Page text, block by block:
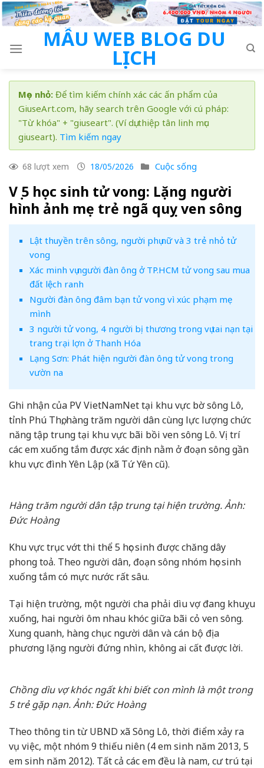
Skip
to
MẪU WEB BLOG DU
LỊCH
Mẹo nhỏ: Để tìm kiếm chính xác các ấn phẩm của
GiuseArt.com, hãy search trên Google với cú pháp:
"Từ khóa" + "giuseart". (Ví dụ: thiệp tân linh mục
giuseart). Tìm kiếm ngay
68 lượt xem 18/05/2026 Cuộc sống
Vụ 5 học sinh tử vong: Lặng người
hình ảnh mẹ trẻ ngã quỵ ven sông
Lật thuyền trên sông, người phụ nữ và 3 trẻ nhỏ tử
vong
Xác minh vụ người đàn ông ở TP.HCM tử vong sau mua
đất lệch ranh
Người đàn ông đâm bạn tử vong vì xúc phạm mẹ
mình
3 người tử vong, 4 người bị thương trong vụ tai nạn tại
trang trại lợn ở Thanh Hóa
Lạng Sơn: Phát hiện người đàn ông tử vong trong
vườn na
Ghi nhận của PV VietNamNet tại khu vực bờ sông Lô,
tỉnh Phú Thọ, hàng trăm người dân cùng lực lượng chức
năng tập trung tại khu vực bãi bồi ven sông Lô. Vị trí
các em xuống tắm được xác định nằm ở đoạn sông gần
khu vực đình Yên Lập (xã Tứ Yên cũ).
Hàng trăm người dân tập trung tại hiện trường. Ảnh:
Đức Hoàng
Khu vực trục vớt thi thể 5 học sinh được chăng dây
phong toả. Theo người dân, đoạn sông nhóm học sinh
xuống tắm có mực nước rất sâu.
Tại hiện trường, một người cha phải dìu vợ đang khuỵu
xuống, hai người ôm nhau khóc giữa bãi cỏ ven sông.
Xung quanh, hàng chục người dân và cán bộ địa
phương lặng người đứng nhìn, không ai cất được lời.
Chồng dìu vợ khóc ngất khi biết con mình là một trong
5 trẻ gặp nạn. Ảnh: Đức Hoàng
Theo thông tin từ UBND xã Sông Lô, thời điểm xảy ra
vụ việc, một nhóm 9 thiếu niên (4 em sinh năm 2013, 5
em sinh năm 2012). Tất cả các em đều là nam, cư trú tại